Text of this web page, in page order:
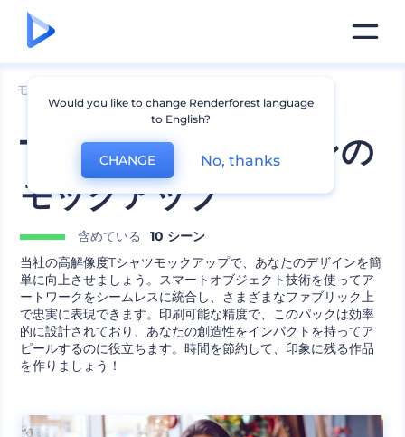
モックアップ
Tシャツコレクションの
モックアップ
含めている
10 シーン
当社の高解像度Tシャツモックアップで、あなたのデザインを簡
単に向上させましょう。スマートオブジェクト技術を使ってア
ートワークをシームレスに統合し、さまざまなファブリック上
で忠実に表現できます。印刷可能な精度で、このパックは効率
的に設計されており、あなたの創造性をインパクトを持ってア
ピールするのに役立ちます。時間を節約して、印象に残る作品
を作りましょう！
Would you like to change Renderforest language
to English?
CHANGE No, thanks